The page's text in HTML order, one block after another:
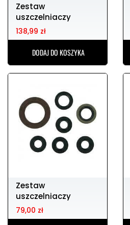
Zestaw
uszczelniaczy
silnikowych
sx250/300 03-10
138,99 zł
DODAJ DO KOSZYKA
Zestaw
uszczelniaczy
silnikowych DP-
822265
79,00 zł